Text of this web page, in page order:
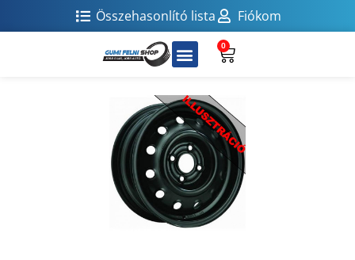
Összehasonlító lista Fiókom
0